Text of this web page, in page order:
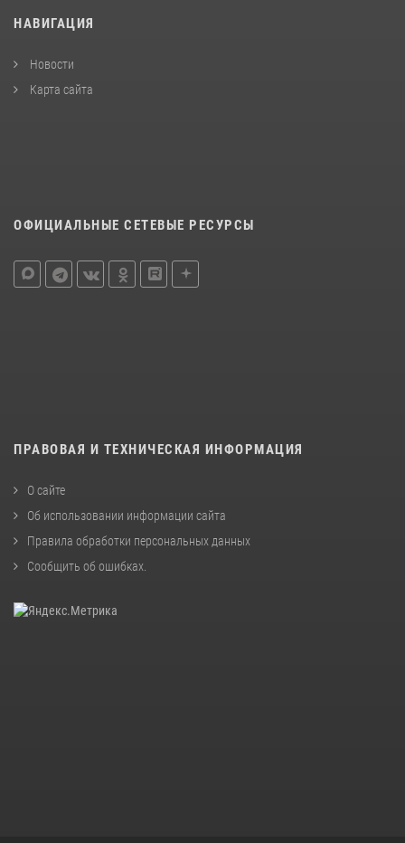
НАВИГАЦИЯ
Новости
Карта сайта
ОФИЦИАЛЬНЫЕ СЕТЕВЫЕ РЕСУРСЫ
ПРАВОВАЯ И ТЕХНИЧЕСКАЯ ИНФОРМАЦИЯ
О сайте
Об использовании информации сайта
Правила обработки персональных данных
Сообщить об ошибках